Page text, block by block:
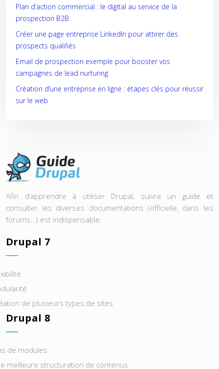
Plan d’action commercial : le digital au service de la
prospection B2B
Créer une page entreprise LinkedIn pour attirer des
prospects qualifiés
Email de prospection exemple pour booster vos
campagnes de lead nurturing
Création d’une entreprise en ligne : étapes clés pour réussir
sur le web
Afin d’apprendre à utiliser Drupal, suivre un guide et
consulter les diverses documentations (officielle, dans les
forums…) est indispensable.
Drupal 7
de plusieurs types de sites
Drupal 8
de modules
meilleure structuration de contenus